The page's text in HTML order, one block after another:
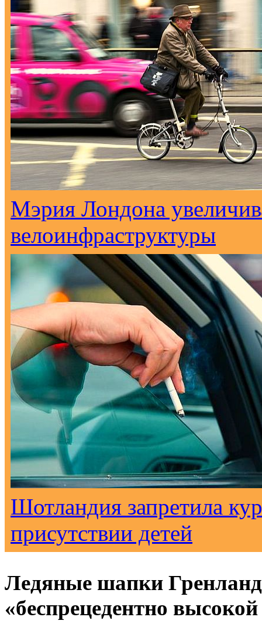
Мэрия Лондона
велоинфраструктуры
Шотландия запретила
присутствии детей
Ледяные шапки
«беспрецедентно